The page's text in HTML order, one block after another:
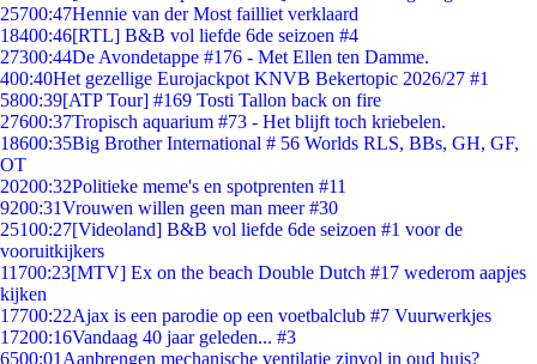
25700:47Hennie van der Most failliet verklaard
18400:46[RTL] B&B vol liefde 6de seizoen #4
27300:44De Avondetappe #176 - Met Ellen ten Damme.
400:40Het gezellige Eurojackpot KNVB Bekertopic 2026/27 #1
5800:39[ATP Tour] #169 Tosti Tallon back on fire
27600:37Tropisch aquarium #73 - Het blijft toch kriebelen.
18600:35Big Brother International # 56 Worlds RLS, BBs, GH, GF,
OT
20200:32Politieke meme's en spotprenten #11
9200:31Vrouwen willen geen man meer #30
25100:27[Videoland] B&B vol liefde 6de seizoen #1 voor de
vooruitkijkers
11700:23[MTV] Ex on the beach Double Dutch #17 wederom aapjes
kijken
17700:22Ajax is een parodie op een voetbalclub #7 Vuurwerkjes
17200:16Vandaag 40 jaar geleden... #3
6500:01 Aanbrengen mechanische ventilatie zinvol in oud huis?